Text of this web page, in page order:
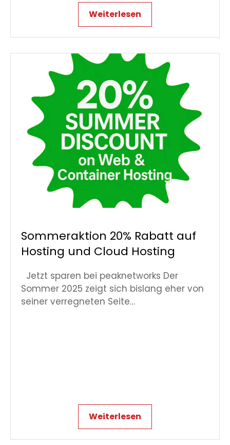
Weiterlesen
Sommeraktion 20% Rabatt auf
Hosting und Cloud Hosting
Jetzt sparen bei peaknetworks Der
Sommer 2025 zeigt sich bislang eher von
seiner verregneten Seite…
Weiterlesen